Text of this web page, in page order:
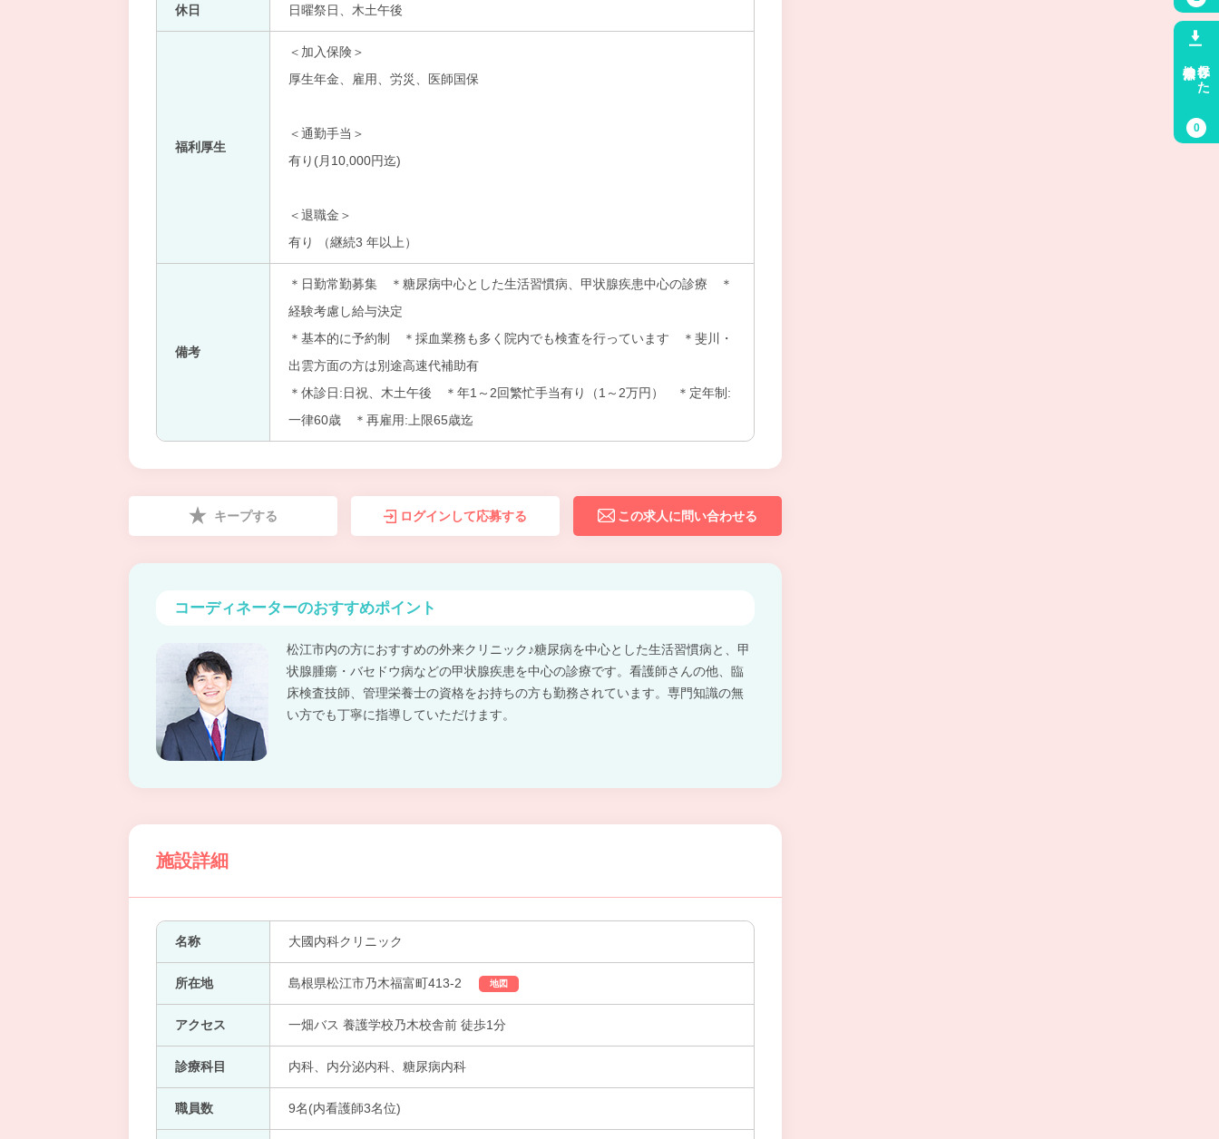
休日 日曜祭日、木土午後
福利厚生
＜加入保険＞
厚生年金、雇用、労災、医師国保
＜通勤手当＞
有り(月10,000円迄)
＜退職金＞
有り （継続3 年以上）
備考
＊日勤常勤募集 ＊糖尿病中心とした生活習慣病、甲状腺疾患中心の診療 ＊
経験考慮し給与決定
＊基本的に予約制 ＊採血業務も多く院内でも検査を行っています ＊斐川・
出雲方面の方は別途高速代補助有
＊休診日:日祝、木土午後 ＊年1～2回繁忙手当有り（1～2万円） ＊定年制:
一律60歳 ＊再雇用:上限65歳迄
キープする ログインして応募する この求人に問い合わせる
コーディネーターのおすすめポイント
松江市内の方におすすめの外来クリニック♪糖尿病を中心とした生活習慣病と、甲
状腺腫瘍・バセドウ病などの甲状腺疾患を中心の診療です。看護師さんの他、臨
床検査技師、管理栄養士の資格をお持ちの方も勤務されています。専門知識の無
い方でも丁寧に指導していただけます。
施設詳細
名称 大國内科クリニック
所在地 島根県松江市乃木福富町413-2 地図
アクセス 一畑バス 養護学校乃木校舎前 徒歩1分
診療科目 内科、内分泌内科、糖尿病内科
職員数 9名(内看護師3名位)
保存した
0